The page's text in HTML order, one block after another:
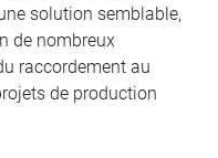
solution semblable,
de nombreux
raccordement au
de production